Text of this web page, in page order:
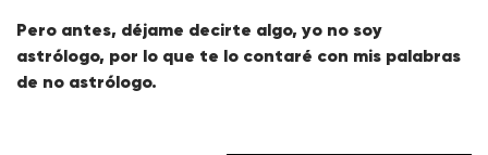
Pero antes, déjame decirte algo, yo no soy
astrólogo, por lo que te lo contaré con mis palabras
de no astrólogo.